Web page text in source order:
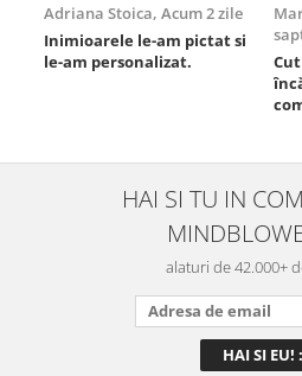
Adriana Stoica, Acum 2 zile
Inimioarele le-am pictat si
le-am personalizat.
HAI SI TU IN
alaturi de 42.000+